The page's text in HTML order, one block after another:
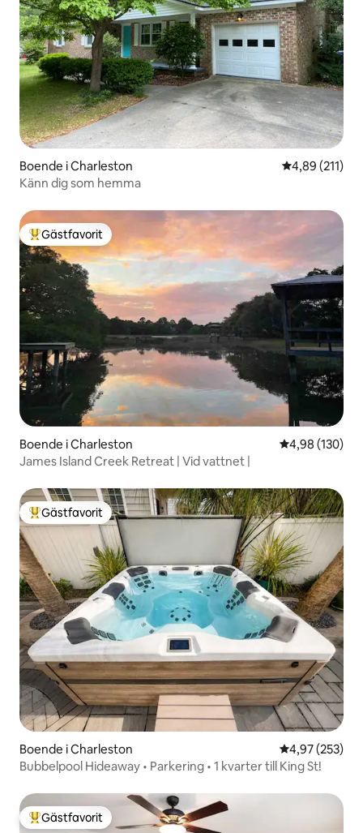
Boende i Charleston 4,89 av 5 i
4,89 (211)
Känn dig som hemma
Populär gästfavorit
Gästfavorit
Boende i Charleston 4,98 av 5 i
4,98 (130)
James Island Creek Retreat | Vid vattnet |
Populär gästfavorit
Gästfavorit
Boende i Charleston 4,97 av 5 i
4,97 (253)
Bubbelpool Hideaway • Parkering • 1 kvarter till King St!
Populär gästfavorit
Gästfavorit